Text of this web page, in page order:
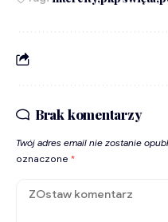
Brak komentarzy
Twój adres email nie zostanie
oznaczone *